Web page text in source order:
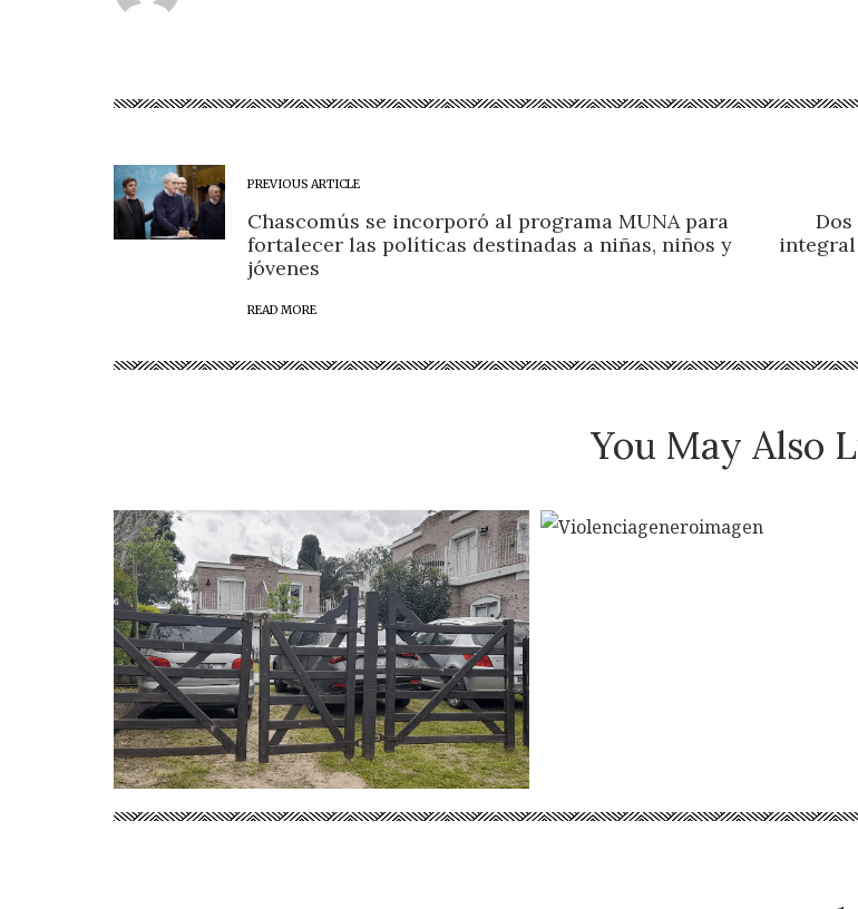
PREVIOUS ARTICLE
Chascomús se incorporó al programa MUNA para
fortalecer las políticas destinadas a niñas, niños y
jóvenes
READ MORE
integral
You May Also